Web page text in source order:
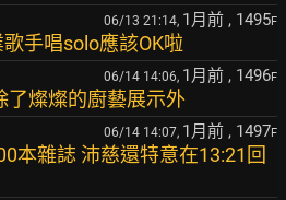
06/13 21:14, 1月前 , 1495F
手唱solo應該OK啦
06/14 14:06, 1月前 , 1496F
了燦燦的廚藝展示外
06/14 14:07, 1月前 , 1497F
本雜誌 沛慈還特意在13:21回